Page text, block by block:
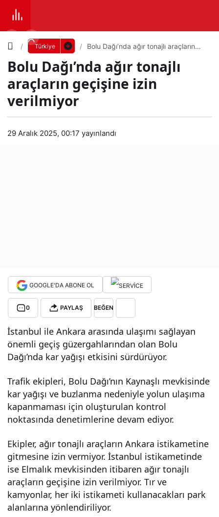
Türkiye
Bolu Dağı’nda ağır tonajlı araçların
Bolu Dağı’nda ağır tonajlı
araçların geçişine izin
verilmiyor
29 Aralık 2025, 00:17 yayınlandı
GOOGLE'DA ABONE OL
0 PAYLAŞ BEĞEN
İstanbul ile Ankara arasında ulaşımı sağlayan
önemli geçiş güzergahlarından olan Bolu
Dağı’nda kar yağışı etkisini sürdürüyor.
Trafik ekipleri, Bolu Dağı’nın Kaynaşlı mevkisinde
kar yağışı ve buzlanma nedeniyle yolun ulaşıma
kapanmaması için oluşturulan kontrol
noktasında denetimlerine devam ediyor.
Ekipler, ağır tonajlı araçların Ankara istikametine
gitmesine izin vermiyor. İstanbul istikametinde
ise Elmalık mevkisinden itibaren ağır tonajlı
araçların geçişine izin verilmiyor. Tır ve
kamyonlar, her iki istikameti kullanacakları park
alanlarına yönlendiriliyor.
Bol
ajlı
araç
ların
şine
izin
veril
miy
or
Yazı
Boyutunu
Ayarla
0 PAYLAŞ